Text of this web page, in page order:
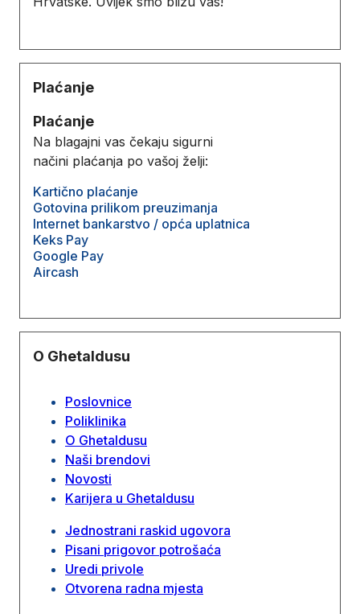
Plaćanje
Plaćanje
Na blagajni vas čekaju sigurni
načini plaćanja po vašoj želji:
Kartično plaćanje
Gotovina prilikom preuzimanja
Internet bankarstvo / opća uplatnica
Keks Pay
Google Pay
Aircash
O Ghetaldusu
Poslovnice
Poliklinika
O Ghetaldusu
Naši brendovi
Novosti
Karijera u Ghetaldusu
Jednostrani raskid ugovora
Pisani prigovor potrošaća
Uredi privole
Otvorena radna mjesta